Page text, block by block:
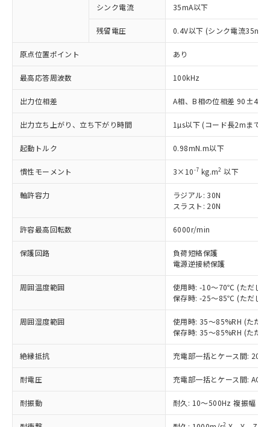
シンク電流 35mA以下
残留電圧 0.4V以下 (シンク電流35mA
原点位置ポイント あり
最高応答周波数 100kHz
出力位相差 A相、B相の位相差
出力立ち上がり、立ち下がり時間 1µs以下 (コード長2mまで
起動トルク 0.98mN.m以下
慣性モーメント 3×10-7 kg.m2 以下
軸許容力
ラジアル: 30N
スラスト: 20N
許容最高回転数 6000r/min
保護回路
負荷短絡保護
電源逆接続保護
周囲温度範囲
使用時: -10～70℃ (ただし
保存時: -25～85℃ (ただし
周囲湿度範囲
使用時: 35～85%RH (ただ
保存時: 35～85%RH (ただ
絶縁抵抗 充電部一括とケース間:
耐電圧 充電部一括とケース間:
耐振動 耐久: 10～500Hz 複振幅
2
以下の条件をお読みいただき、同意のうえ
ご利用ください。
本サービスは、当社制御機器事業取扱
商品の当社在庫状況および標準価格
(税抜)を提供させていただくもので
当社制御機器事業取扱商品の中には、
在庫状況および標準価格照会結果は、
記載している更新日時点での社内デー
タに基づき作成されるものであり、閲
覧された時点での実際の在庫および標
準価格とは異なる場合があることをご
※1 対応状況
対応済み：EU RoHS指令（10物質）の
非含有に対応した製品が提供可能な商品で
対応予定：EU RoHS指令（10物質）の非含
有に対応した製品に切り替える予定のある
対応予定なし：EU RoHS指令（10物質）の
定はありません。
調査・確認中：EU RoHS指令（10物質）の
非含有の対応状況を調査中または確認中の
非該当品：ライセンス料など無形物で、有
害物質有無と関係のない商品です。
仕入先様の事情により、非含有部品として
いたものが、含有品と判明した場合などや
むを得ず変更することがあります。
鉛(Pb) 1000ppm以下、 水銀(Hg) 1000ppm以下、 カド
六価クロム(Cr(Ⅵ)) 1000ppm以下、ポリ臭化ビフェニル
類(PBB) 1000ppm以下、ポリ臭化ジフェニルエーテル類
※1 中国RoHS○×表
「○」：最大均質材料含有率が中国RoHSの
基準値以下であることを示します。
「×」：最大均質材料含有率が中国RoHSの
基準値を超えていることを示します。
「－」：未確認です。当社販売部門へお問
Pb(鉛) :1000ppm、 Hg(水銀) : 1000ppm、 Cd(カドミウ
Cr(Ⅵ)(六価クロム) : 1000ppm、 PBBs(ポリ臭化ビフェ
当社は、これら貴社製品のうち、外国
為替および外国貿易法に定める商品
（以下｢規制貨物等」という）を輸出
国政府の輸出許可(または役務取引許
可)を取得するなどの必要な手続きを